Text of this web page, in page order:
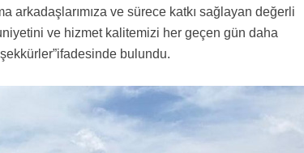
arkadaşlarımıza ve sürece katkı sağlayan değerli
ve hizmet kalitemizi her geçen gün daha
bulundu.